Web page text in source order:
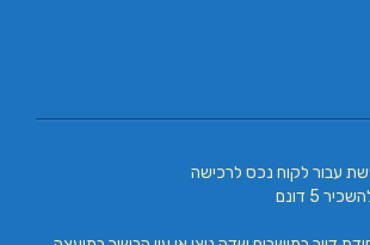
עבור לקוח נכס לרכישה
5 דונם